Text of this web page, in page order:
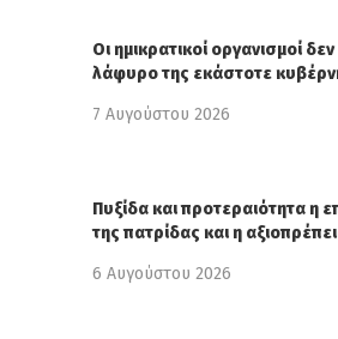
Οι ημικρατικοί οργανισμοί δεν
λάφυρο της εκάστοτε
7 Αυγούστου 2026
Πυξίδα και προτεραιότητα η
της πατρίδας και η
6 Αυγούστου 2026